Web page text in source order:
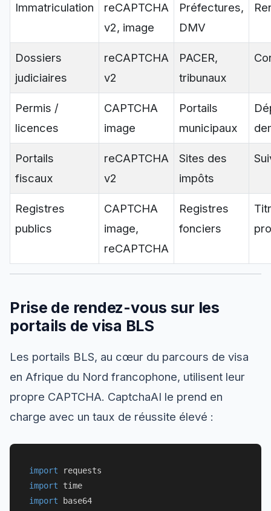
Immatriculation
reCAPTCHA
v2, image
Préfectures,
DMV
Dossiers
judiciaires
reCAPTCHA
v2
PACER,
tribunaux
Permis /
licences
CAPTCHA
image
Portails
municipaux
Portails
fiscaux
reCAPTCHA
v2
Sites des
impôts
Registres
publics
CAPTCHA
image,
reCAPTCHA
Registres
fonciers
Prise de rendez-vous sur les
portails de visa BLS
Les portails BLS, au cœur du parcours de visa
en Afrique du Nord francophone, utilisent leur
propre CAPTCHA. CaptchaAI le prend en
charge avec un taux de réussite élevé :
import
import
import base64